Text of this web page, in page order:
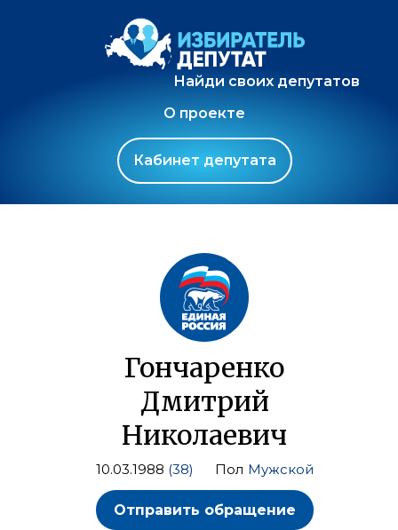
Найди своих депутатов
О проекте
Кабинет депутата
Гончаренко
Дмитрий
Николаевич
10.03.1988 (38) Пол Мужской
Отправить обращение